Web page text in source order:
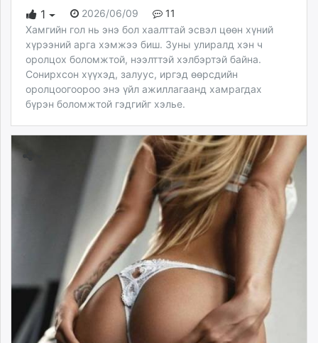
1
2026/06/09
11
Хамгийн гол нь энэ бол хаалттай эсвэл цөөн хүний
хүрээний арга хэмжээ биш. Зуны улиралд хэн ч
оролцох боломжтой, нээлттэй хэлбэртэй байна.
Сонирхсон хүүхэд, залуус, иргэд өөрсдийн
оролцоогоороо энэ үйл ажиллагаанд хамрагдах
бүрэн боломжтой гэдгийг хэлье.